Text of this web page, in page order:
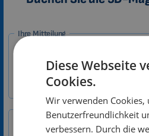
1-
DE
Zákazník
Ihre Mitteilung
Diese Webseite
Cookies.
Wir verwenden Cookies,
Benutzerfreundlichkeit
verbessern. Durch die